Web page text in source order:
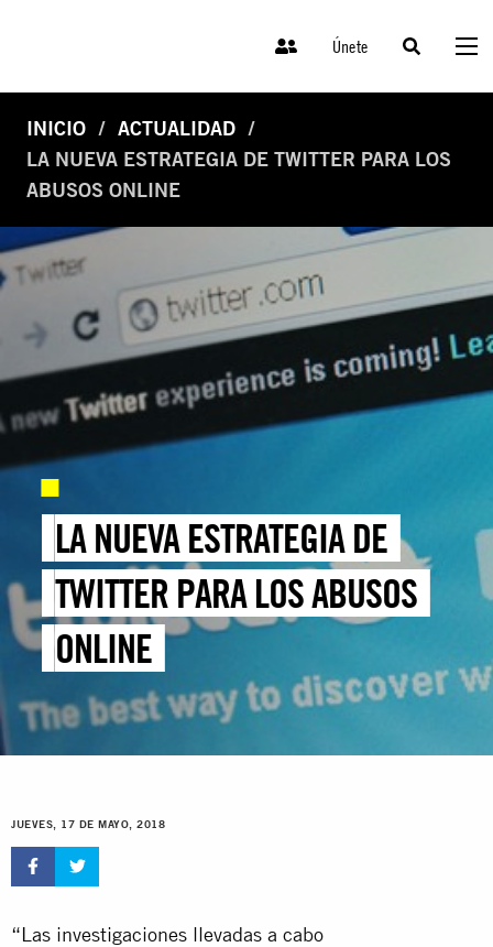
Únete
INICIO
ACTUALIDAD
LA NUEVA ESTRATEGIA DE TWITTER PARA LOS
ABUSOS ONLINE
LA NUEVA ESTRATEGIA DE
TWITTER PARA LOS ABUSOS
ONLINE
JUEVES, 17 DE MAYO, 2018
“Las investigaciones llevadas a cabo